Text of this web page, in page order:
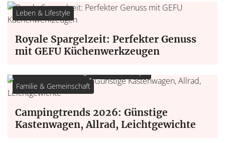
Leben & Lifestyle
Royale Spargelzeit: Perfekter Genuss
mit GEFU Küchenwerkzeugen
Familie & Gemeinschaft
Campingtrends 2026: Günstige
Kastenwagen, Allrad, Leichtgewichte